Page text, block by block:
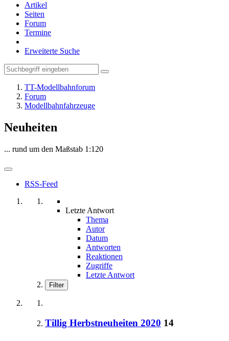
Artikel
Seiten
Forum
Termine
Erweiterte Suche
TT-Modellbahnforum
Forum
Modellbahnfahrzeuge
Neuheiten
... rund um den Maßstab 1:120
RSS-Feed
Letzte Antwort
Thema
Autor
Datum
Antworten
Reaktionen
Zugriffe
Letzte Antwort
Filter
Tillig Herbstneuheiten 2020 14